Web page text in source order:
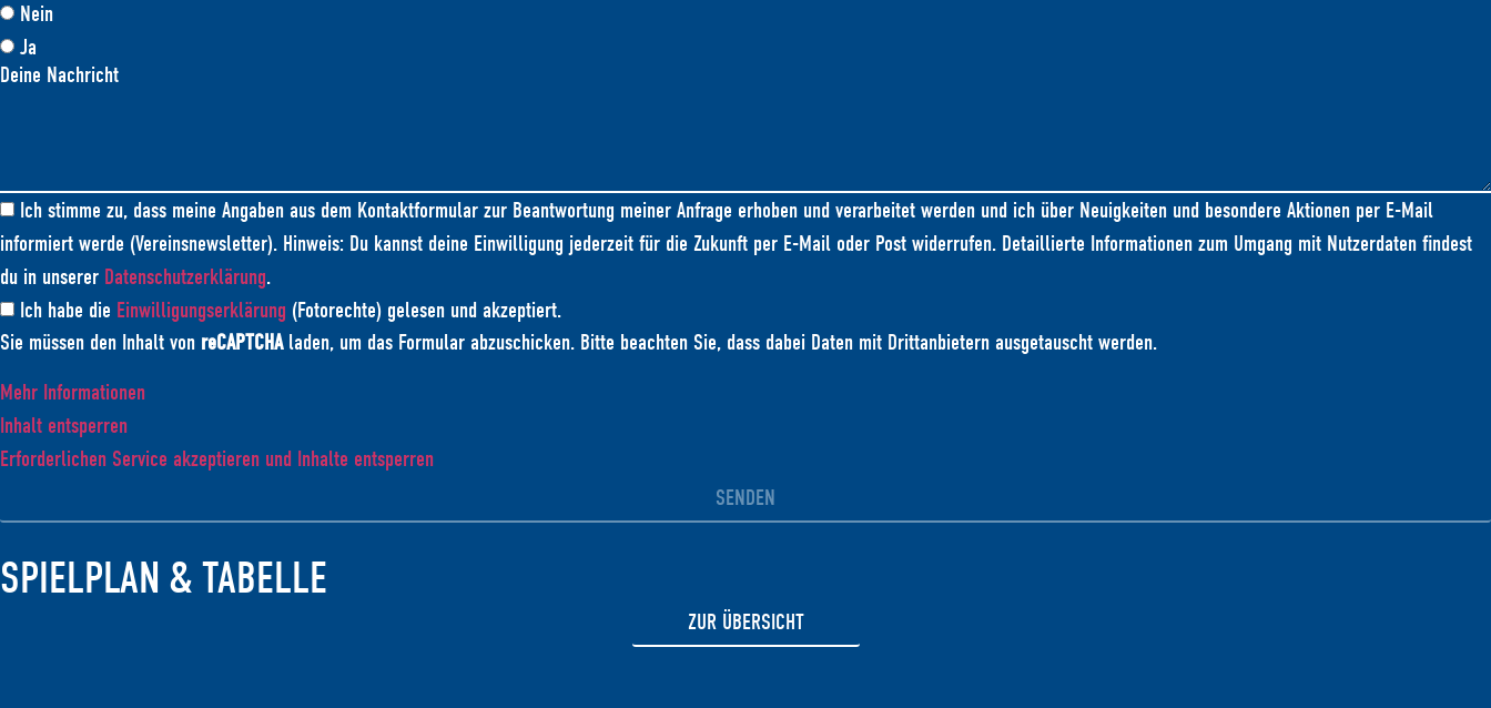
Nein
Ja
Deine Nachricht
Ich stimme zu, dass meine Angaben aus dem Kontaktformular zur Beantwortung meiner Anfrage erhoben und verarbeitet werden und ich über Neuigkeiten und besondere Aktionen per E-Mail
informiert werde (Vereinsnewsletter). Hinweis: Du kannst deine Einwilligung jederzeit für die Zukunft per E-Mail oder Post widerrufen. Detaillierte Informationen zum Umgang mit Nutzerdaten findest
du in unserer Datenschutzerklärung.
Ich habe die Einwilligungserklärung (Fotorechte) gelesen und akzeptiert.
Sie müssen den Inhalt von reCAPTCHAladen, um das Formular abzuschicken. Bitte beachten Sie, dass dabei Daten mit Drittanbietern ausgetauscht werden.
Mehr Informationen
Inhalt entsperren
Erforderlichen Service akzeptieren und Inhalte entsperren
SENDEN
SPIELPLAN & TABELLE
ZUR ÜBERSICHT